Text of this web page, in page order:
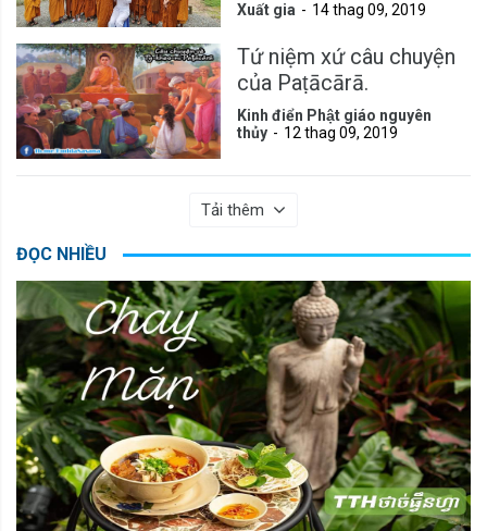
Xuất gia 14 thag 09, 2019
Tứ niệm xứ câu chuyện
của Paṭācārā.
Kinh điển Phật giáo nguyên
thủy
12 thag 09, 2019
Tải thêm
ĐỌC NHIỀU